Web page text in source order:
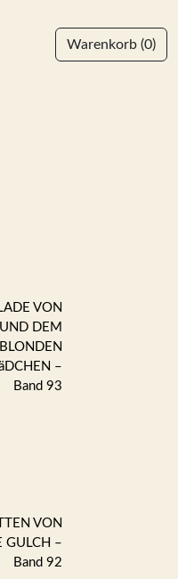
Warenkorb (0)